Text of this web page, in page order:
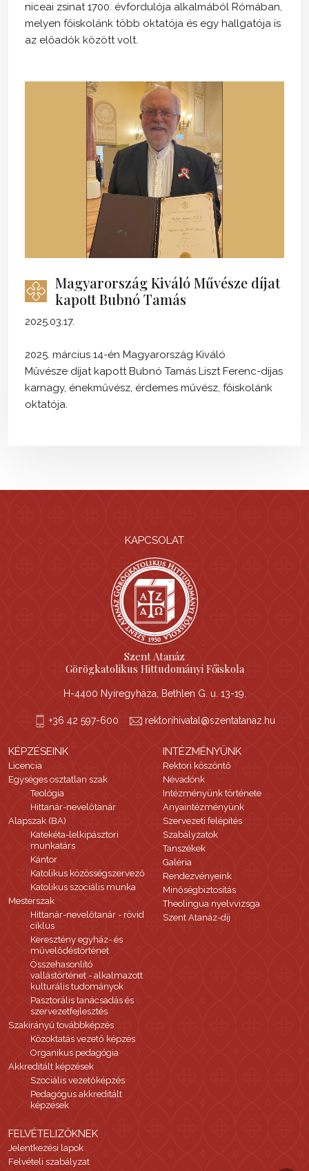
niceai zsinat 1700. évfordulója alkalmából Rómában,
melyen főiskolánk több oktatója és egy hallgatója is
az előadók között volt.
Magyarország Kiváló Művésze díjat
kapott Bubnó Tamás
2025.03.17.
2025. március 14-én Magyarország Kiváló
Művésze díjat kapott Bubnó Tamás Liszt Ferenc-díjas
karnagy, énekművész, érdemes művész, főiskolánk
oktatója.
KAPCSOLAT
Szent Atanáz
Görögkatolikus Hittudományi Főiskola
H-4400 Nyíregyháza, Bethlen G. u. 13-19.
+36 42 597-600 rektorihivatal@szentatanaz.hu
KÉPZÉSEINK
Licencia
Egységes osztatlan szak
Teológia
Hittanár-nevelőtanár
Alapszak (BA)
Katekéta-lelkipásztori
munkatárs
Kántor
Katolikus közösségszervező
Katolikus szociális munka
Mesterszak
Hittanár-nevelőtanár - rövid
ciklus
Keresztény egyház- és
művelődéstörténet
Összehasonlító
vallástörténet - alkalmazott
kulturális tudományok
Pasztorális tanácsadás és
szervezetfejlesztés
Szakirányú továbbképzés
Közoktatás vezető képzés
Organikus pedagógia
Akkreditált képzések
Szociális vezetőképzés
Pedagógus akkreditált
képzések
INTÉZMÉNYÜNK
Rektori köszöntő
Névadónk
Intézményünk története
Anyaintézményünk
Szervezeti felépítés
Szabályzatok
Tanszékek
Galéria
Rendezvényeink
Minőségbiztosítás
Theolingua nyelvvizsga
Szent Atanáz-díj
FELVÉTELIZŐKNEK
Jelentkezési lapok
Felvételi szabályzat